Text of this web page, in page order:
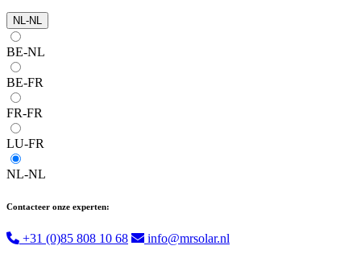
NL-NL
BE-NL
BE-FR
FR-FR
LU-FR
NL-NL
Contacteer onze experten:
+31 (0)85 808 10 68
info@mrsolar.nl